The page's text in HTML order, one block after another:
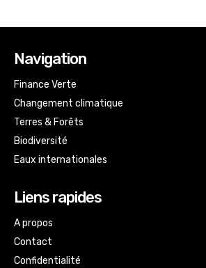
Navigation
Finance Verte
Changement climatique
Terres & Forêts
Biodiversité
Eaux internationales
Liens rapides
A propos
Contact
Confidentialité